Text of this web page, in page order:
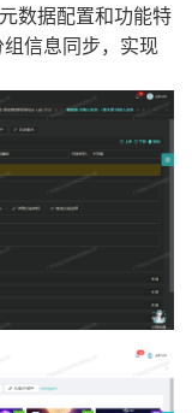
数据配置和功能特
信息同步，实现